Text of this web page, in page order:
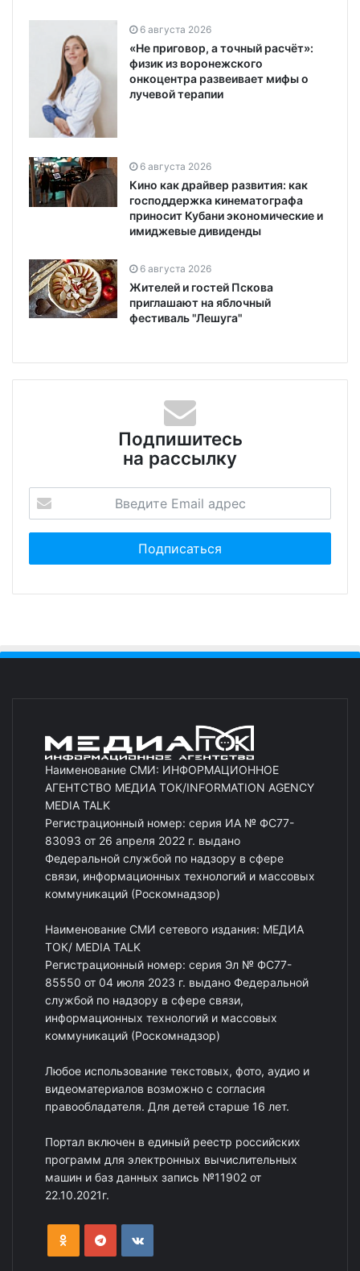
6 августа 2026
«Не приговор, а точный расчёт»:
физик из воронежского
онкоцентра развеивает мифы о
лучевой терапии
6 августа 2026
Кино как драйвер развития: как
господдержка кинематографа
приносит Кубани экономические и
имиджевые дивиденды
6 августа 2026
Жителей и гостей Пскова
приглашают на яблочный
фестиваль "Лешуга"
Подпишитесь
на рассылку
Наименование СМИ: ИНФОРМАЦИОННОЕ
АГЕНТСТВО МЕДИА ТОК/INFORMATION AGENCY
MEDIA TALK
Регистрационный номер: серия ИА № ФС77-
83093 от 26 апреля 2022 г. выдано
Федеральной службой по надзору в сфере
связи, информационных технологий и массовых
коммуникаций (Роскомнадзор)
Наименование СМИ сетевого издания: МЕДИА
ТОК/ MEDIA TALK
Регистрационный номер: серия Эл № ФС77-
85550 от 04 июля 2023 г. выдано Федеральной
службой по надзору в сфере связи,
информационных технологий и массовых
коммуникаций (Роскомнадзор)
Любое использование текстовых, фото, аудио и
видеоматериалов возможно с согласия
правообладателя. Для детей старше 16 лет.
Портал включен в единый реестр российских
программ для электронных вычислительных
машин и баз данных запись №11902 от
22.10.2021г.